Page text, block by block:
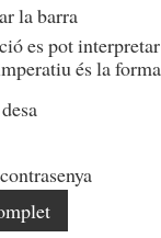
la barra
es pot
és la